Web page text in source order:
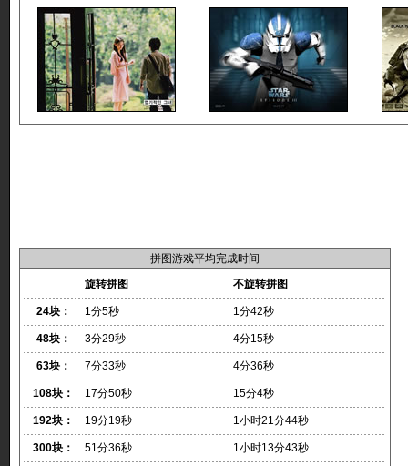
拼图游戏平均完成时间
旋转拼图
不旋转拼图
24块： 1分5秒 1分42秒
48块： 3分29秒 4分15秒
63块： 7分33秒 4分36秒
108块： 17分50秒 15分4秒
192块： 19分19秒 1小时21分44秒
300块： 51分36秒 1小时13分43秒